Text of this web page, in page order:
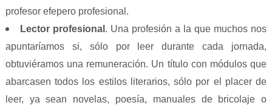
profesor efepero profesional.
Lector profesional . Una profesión a la que muchos nos
apuntaríamos si, sólo por leer durante cada jornada,
obtuviéramos una remuneración. Un título con módulos que
abarcasen todos los estilos literarios, sólo por el placer de
leer, ya sean novelas, poesía, manuales de bricolaje o